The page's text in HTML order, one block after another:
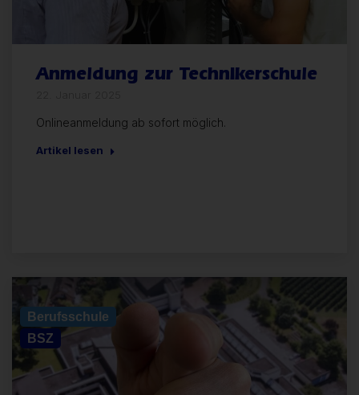
Anmeldung zur Technikerschule
Onlineanmeldung ab sofort möglich.
Artikel lesen
Allgemein
Berufsschule
BSZ